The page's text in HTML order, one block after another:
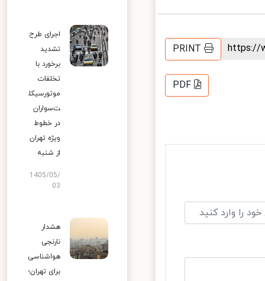
PRINT
PDF
اجرای طرح
تشدید
برخورد با
تخلفات
موتورسیکل
ت‌سواران
در خطوط
ویژه تهران
از شنبه
1405/05/
03
هشدار
نارنجی
هواشناسی
برای تهران؛